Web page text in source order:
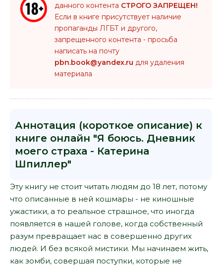
данного контента СТРОГО ЗАПРЕЩЕН!
Если в книге присутствует наличие
пропаганды ЛГБТ и другого,
запрещенного контента - просьба
написать на почту
pbn.book@yandex.ru для удаления
материала
Аннотация (короткое описание) к
книге онлайн "Я боюсь. Дневник
моего страха - Катерина
Шпиллер"
Эту книгу не стоит читать людям до 18 лет, потому
что описанные в ней кошмары - не киношные
ужастики, а то реальное страшное, что иногда
появляется в нашей голове, когда собственный
разум превращает нас в совершенно других
людей. И без всякой мистики. Мы начинаем жить,
как зомби, совершая поступки, которые не